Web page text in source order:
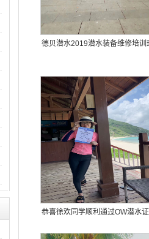
德贝潜水2019潜水装备维修培训
恭喜徐欢同学顺利通过OW潜水